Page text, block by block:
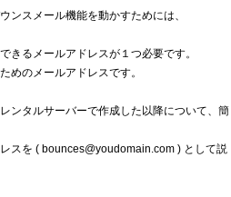
ンスメール機能を動かすためには、
きるメールアドレスが１つ必要です。
めのメールアドレスです。
ンタルサーバーで作成した以降について、簡
スを ( bounces@youdomain.com ) として説